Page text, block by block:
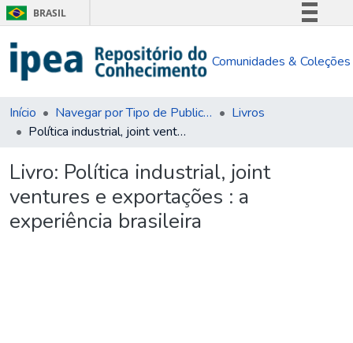
BRASIL
Comunica BR
Acesso à informação
Comunidades & Coleções
Início Navegar por Tipo de Publicação
Livros
Política industrial, joint ventures e exportações : a experiência brasileira
Livro: Política industrial, joint
ventures e exportações : a
experiência brasileira